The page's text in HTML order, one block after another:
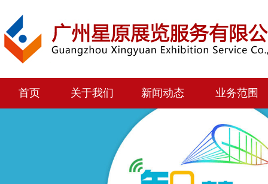
首页 关于我们 新闻动态 业务范围